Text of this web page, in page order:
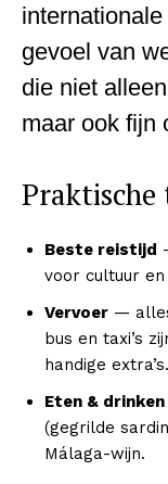
gevoel van
die niet
maar ook fijn
Praktische
Beste reistijd
voor cultuur
Vervoer —
bus en taxi’s
handige extra’s.
Eten & drinken
(gegrilde
Málaga-wijn.